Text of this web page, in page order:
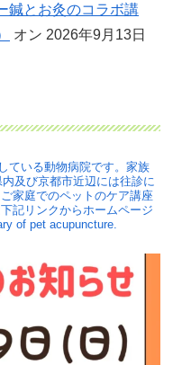
鍼とお灸のコラボ講
オン 2026年9月13日
ている動物病院です。家族
内及び京都市近辺には往診に
家庭でのペットのケア講座
記リンクからホームページ
of pet acupuncture.